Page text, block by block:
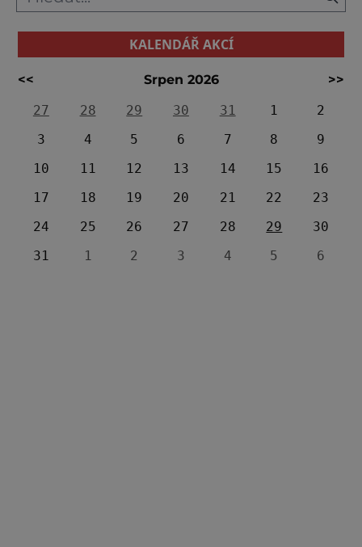
KALENDÁŘ AKCÍ
<< Srpen 2026
>>
27
28 29 30 31 1
2
3
4 5 6 7 8
9
10
11 12 13 14 15
16
17
18 19 20 21 22
23
24
25 26 27 28 29
30
31
1 2 3 4 5 6